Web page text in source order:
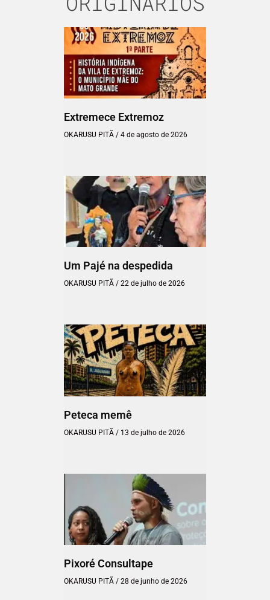
Extremece Extremoz
OKARUSU PITÃ 4 de agosto de 2026
Um Pajé na despedida
OKARUSU PITÃ 22 de julho de 2026
Peteca memê
OKARUSU PITÃ 13 de julho de 2026
Pixoré Consultape
OKARUSU PITÃ 28 de junho de 2026